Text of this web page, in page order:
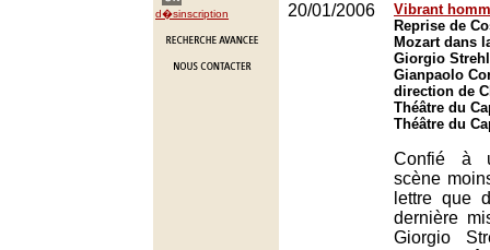
d�sinscription 20/01/2006
Vibrant
Reprise de
Mozart dans
Giorgio
Gianpaolo
direction de
Théâtre du
Théâtre du
Confié à
scène
lettre que
dernière
Giorgio